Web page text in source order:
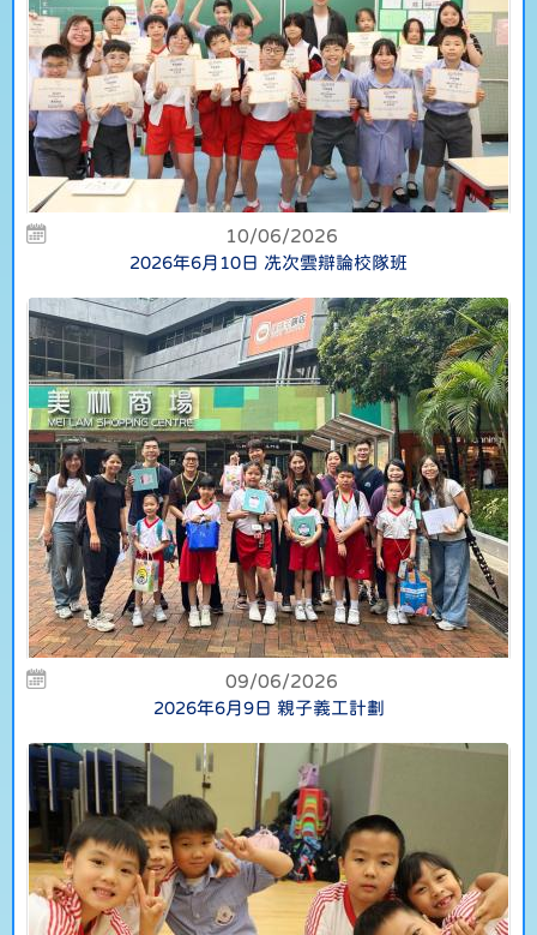
10/06/2026
2026年6月10日 冼次雲辯論校隊班
09/06/2026
2026年6月9日 親子義工計劃